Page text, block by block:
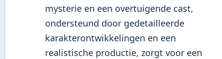
mysterie en een overtuigende cast,
ondersteund door gedetailleerde
karakterontwikkelingen en een
realistische productie, zorgt voor een